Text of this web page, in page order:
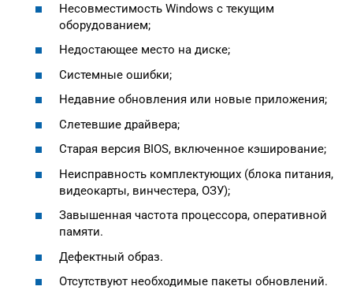
Несовместимость Windows с текущим
оборудованием;
Недостающее место на диске;
Системные ошибки;
Недавние обновления или новые приложения;
Слетевшие драйвера;
Старая версия BIOS, включенное кэширование;
Неисправность комплектующих (блока питания,
видеокарты, винчестера, ОЗУ);
Завышенная частота процессора, оперативной
памяти.
Дефектный образ.
Отсутствуют необходимые пакеты обновлений.